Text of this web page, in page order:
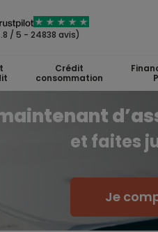
/ 5 - 24838 avis)
Crédit
consommation
et faites
Je